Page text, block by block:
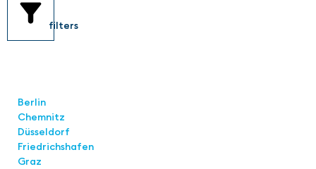
filters
Berlin
Chemnitz
Düsseldorf
Friedrichshafen
Graz